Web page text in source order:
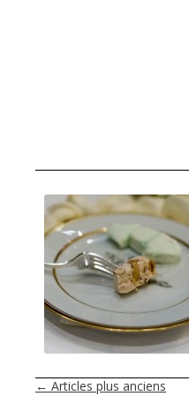
NAVIGATION
DES
← Articles plus anciens